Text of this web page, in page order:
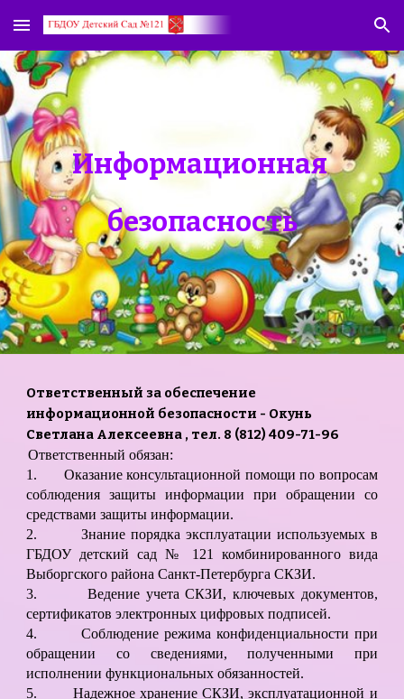
Skip to main content Skip to navigation
Информационная
безопасность
Ответственный за обеспечение
информационной безопасности - Окунь
Светлана Алексеевна , тел. 8 (812) 409-71-96
Ответственный обязан:
1.
Оказание консультационной помощи по вопросам
соблюдения защиты информации при обращении со
средствами защиты информации.
2.
Знание порядка эксплуатации используемых в
ГБДОУ детский сад № 121 комбинированного вида
Выборгского района Санкт-Петербурга СКЗИ.
3.
Ведение учета СКЗИ, ключевых документов,
сертификатов электронных цифровых подписей.
4.
Соблюдение режима конфиденциальности при
обращении со сведениями, полученными при
исполнении функциональных обязанностей.
5.
Надежное хранение СКЗИ, эксплуатационной и